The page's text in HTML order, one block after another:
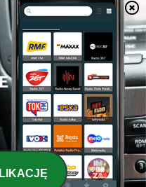
też i dla siebie
jest zły?
i świadomość